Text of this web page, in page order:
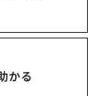
かる